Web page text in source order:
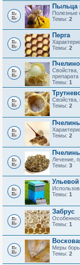
Пыльца
Полезные
Темы: 2
Перга
Темы: 2
Свойства,
препарата
Темы: 1
Свойства,
Темы: 2
Темы: 2
Лечение,
Темы: 3
Темы: 1
Забрус
Темы: 1
Меры
Темы: 2